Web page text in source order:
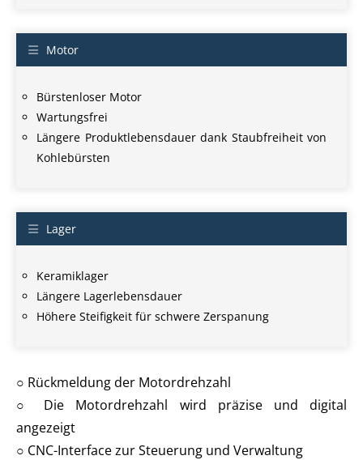
Motor
Bürstenloser Motor
Wartungsfrei
Längere Produktlebensdauer dank Staubfreiheit von
Kohlebürsten
Lager
Keramiklager
Längere Lagerlebensdauer
Höhere Steifigkeit für schwere Zerspanung
○ Rückmeldung der Motordrehzahl
○ Die Motordrehzahl wird präzise und digital
angezeigt
○ CNC-Interface zur Steuerung und Verwaltung